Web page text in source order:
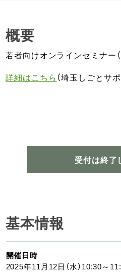
概要
若者向けオンラインセミナー
詳細はこちら （埼玉しごとサ
受付は終了
基本情報
開催日時
2025年11月12日（水）10:30～